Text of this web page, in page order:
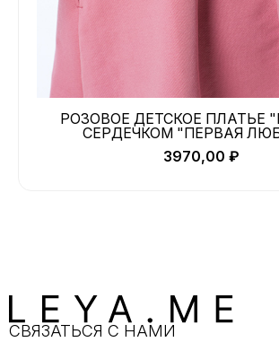
РОЗОВОЕ ДЕТСКОЕ ПЛАТЬЕ
СЕРДЕЧКОМ "ПЕРВАЯ
3970,00 ₽
СВЯЗАТЬСЯ С НАМИ